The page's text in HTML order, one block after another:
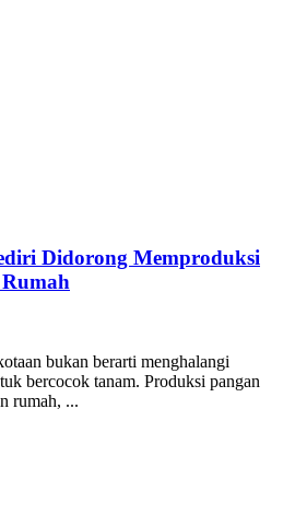
Didorong Memproduksi
bukan berarti menghalangi
bercocok tanam. Produksi pangan
rumah, ...